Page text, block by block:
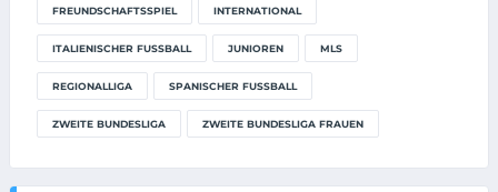
FREUNDSCHAFTSSPIEL INTERNATIONAL
ITALIENISCHER FUSSBALL JUNIOREN MLS
REGIONALLIGA SPANISCHER FUSSBALL
ZWEITE BUNDESLIGA ZWEITE BUNDESLIGA FRAUEN